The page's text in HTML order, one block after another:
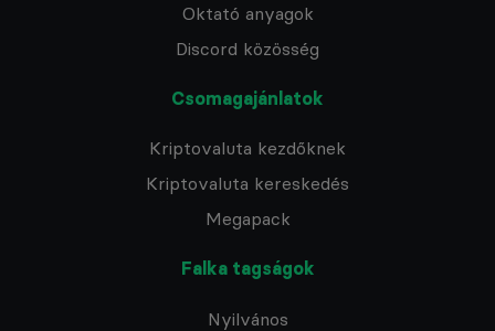
Oktató anyagok
Discord közösség
Csomagajánlatok
Kriptovaluta kezdőknek
Kriptovaluta kereskedés
Megapack
Falka tagságok
Nyilvános